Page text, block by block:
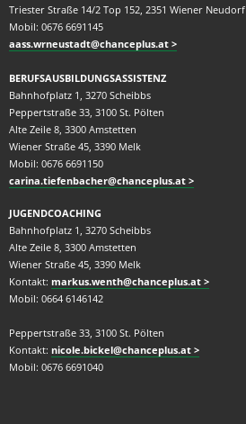
Triester Straße 14/2 Top 152, 2351 Wiener Neudorf
Mobil: 0676 6691145
aass.wrneustadt@chanceplus.at
BERUFSAUSBILDUNGSASSISTENZ
Bahnhofplatz 1, 3270 Scheibbs
Peppertstraße 33, 3100 St. Pölten
Alte Zeile 8, 3300 Amstetten
Wiener Straße 45, 3390 Melk
Mobil: 0676 6691150
carina.tiefenbacher@chanceplus.at
JUGENDCOACHING
Bahnhofplatz 1, 3270 Scheibbs
Alte Zeile 8, 3300 Amstetten
Wiener Straße 45, 3390 Melk
Kontakt: markus.wenth@chanceplus.at
Mobil: 0664 6146142
Peppertstraße 33, 3100 St. Pölten
Kontakt: nicole.bickel@chanceplus.at
Mobil: 0676 6691040